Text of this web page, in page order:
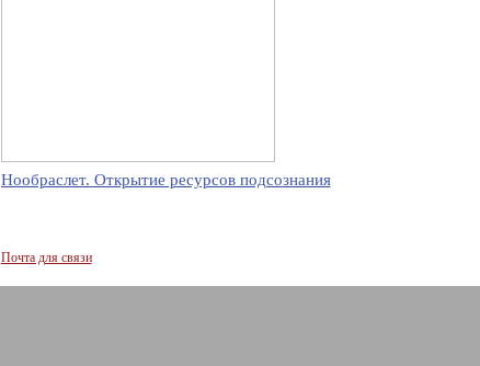
Нообраслет. Открытие ресурсов подсознания
Почта для связи